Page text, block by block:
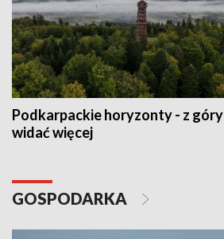
Podkarpackie horyzonty - z góry
widać więcej
GOSPODARKA